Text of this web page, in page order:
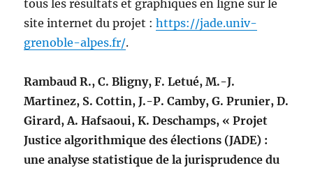
tous les résultats et graphiques en ligne sur le
site internet du projet :https://jade.univ-
grenoble-alpes.fr/.
Rambaud R., C. Bligny, F. Letué, M.-J.
Martinez, S. Cottin, J.-P. Camby, G. Prunier, D.
Girard, A. Hafsaoui, K. Deschamps, « Projet
Justice algorithmique des élections (JADE) :
une analyse statistique de la jurisprudence du